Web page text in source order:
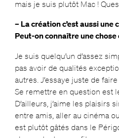
mais je suis plutôt Mac !
– La création c’est aussi une
Peut-on connaître une
Je suis quelqu’un d’assez
pas avoir de qualités
autres. J’essaye juste de
Se remettre en question est
D’ailleurs, j’aime les plaisirs
entre amis, aller au cinéma
est plutôt gâtés dans le